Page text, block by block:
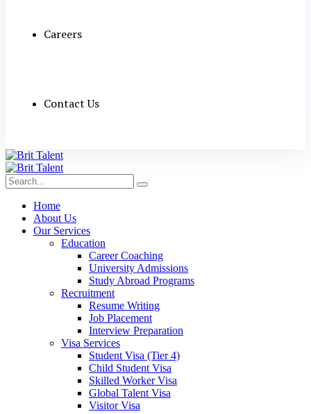
Careers
Contact Us
Home
About Us
Our Services
Education
Career Coaching
University Admissions
Study Abroad Programs
Recruitment
Resume Writing
Job Placement
Interview Preparation
Visa Services
Student Visa (Tier 4)
Child Student Visa
Skilled Worker Visa
Global Talent Visa
Visitor Visa